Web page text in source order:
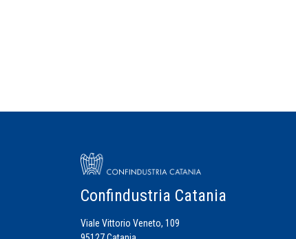
Confindustria Catania
Viale Vittorio Veneto, 109